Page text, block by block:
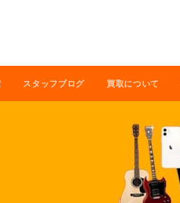
スタッフブログ 買取について